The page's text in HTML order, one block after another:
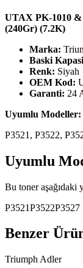
UTAX PK-1010
(240Gr) (7.2K)
Marka:
Baski
Renk: Siyah
OEM Kod:
Garanti: 24
Uyumlu Modeller:
P3521, P3522,
Uyumlu
Bu toner aşağıdaki
P3521P3522P3527
Benzer
Triumph Adler